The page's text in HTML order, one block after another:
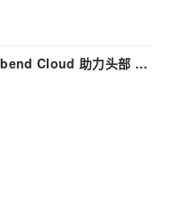
Cloud 助力头部 AI